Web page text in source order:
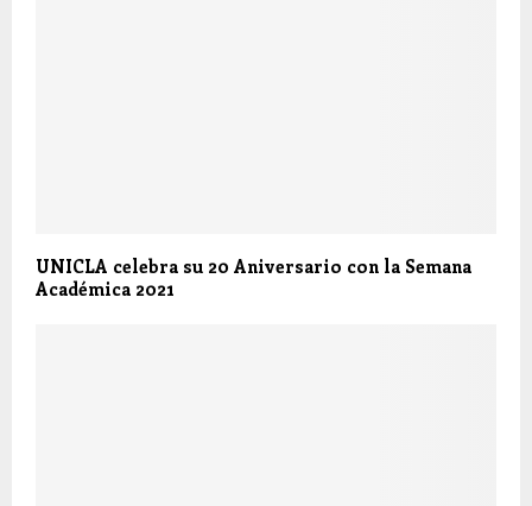
UNICLA celebra su 20 Aniversario con la Semana
Académica 2021